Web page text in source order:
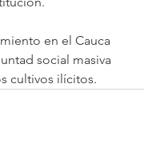
en el Cauca
social masiva
cultivos ilícitos.